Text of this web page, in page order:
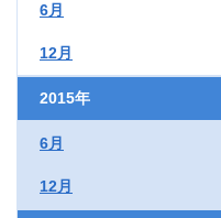
6月
12月
2015年
6月
12月